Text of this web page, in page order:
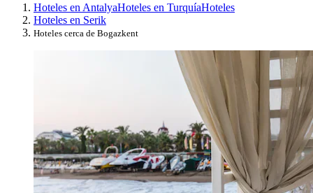
Hoteles en AntalyaHoteles en TurquíaHoteles
Hoteles en Serik
Hoteles cerca de Bogazkent